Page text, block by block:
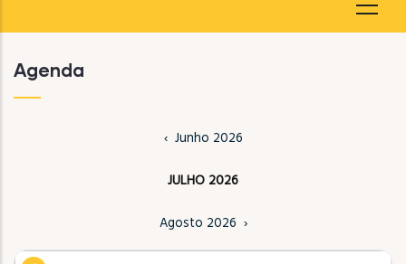
Agenda
Junho 2026
JULHO 2026
Agosto 2026